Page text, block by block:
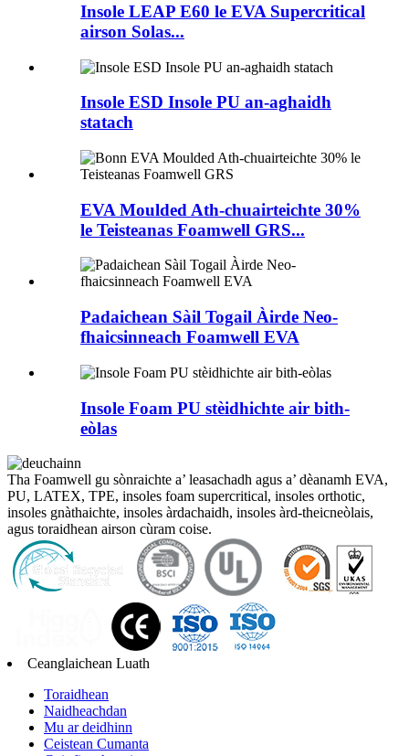
Insole LEAP E60 le EVA Supercritical
airson Solas...
Insole ESD Insole PU an-aghaidh
statach
EVA Moulded Ath-chuairteichte 30%
le Teisteanas Foamwell GRS...
Padaichean Sàil Togail Àirde Neo-
fhaicsinneach Foamwell EVA
Insole Foam PU stèidhichte air bith-
eòlas
Tha Foamwell gu sònraichte a’ leasachadh agus a’ dèanamh EVA,
PU, ​​LATEX, TPE, insoles foam supercritical, insoles orthotic,
insoles gnàthaichte, insoles àrdachaidh, insoles àrd-theicneòlais,
agus toraidhean airson cùram coise.
Ceanglaichean Luath
Toraidhean
Naidheachdan
Mu ar deidhinn
Ceistean Cumanta